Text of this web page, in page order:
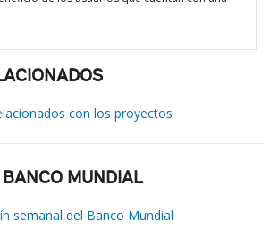
con los proyectos
MUNDIAL
semanal del Banco Mundial